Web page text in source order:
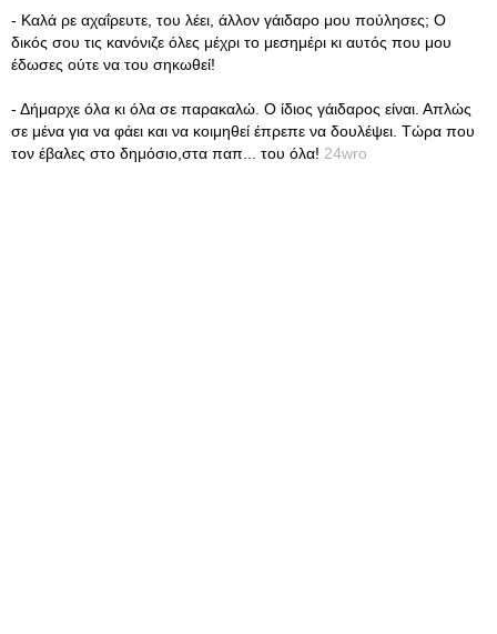
- Καλά ρε αχαΐρευτε, του λέει, άλλον γάιδαρο μου πούλησες; Ο
δικός σου τις κανόνιζε όλες μέχρι το μεσημέρι κι αυτός που μου
έδωσες ούτε να του σηκωθεί!
- Δήμαρχε όλα κι όλα σε παρακαλώ. Ο ίδιος γάιδαρος είναι. Απλώς
σε μένα για να φάει και να κοιμηθεί έπρεπε να δουλέψει. Τώρα που
τον έβαλες στο δημόσιο,στα παπ... του όλα! 24wro